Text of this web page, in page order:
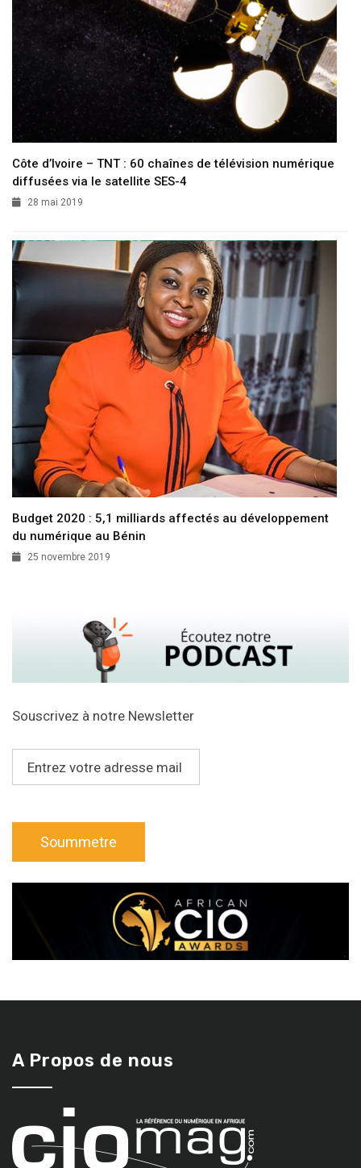
Côte d’Ivoire – TNT : 60 chaînes de télévision numérique
diffusées via le satellite SES-4
28 mai 2019
Budget 2020 : 5,1 milliards affectés au développement
du numérique au Bénin
25 novembre 2019
Souscrivez à notre Newsletter
A Propos de nous